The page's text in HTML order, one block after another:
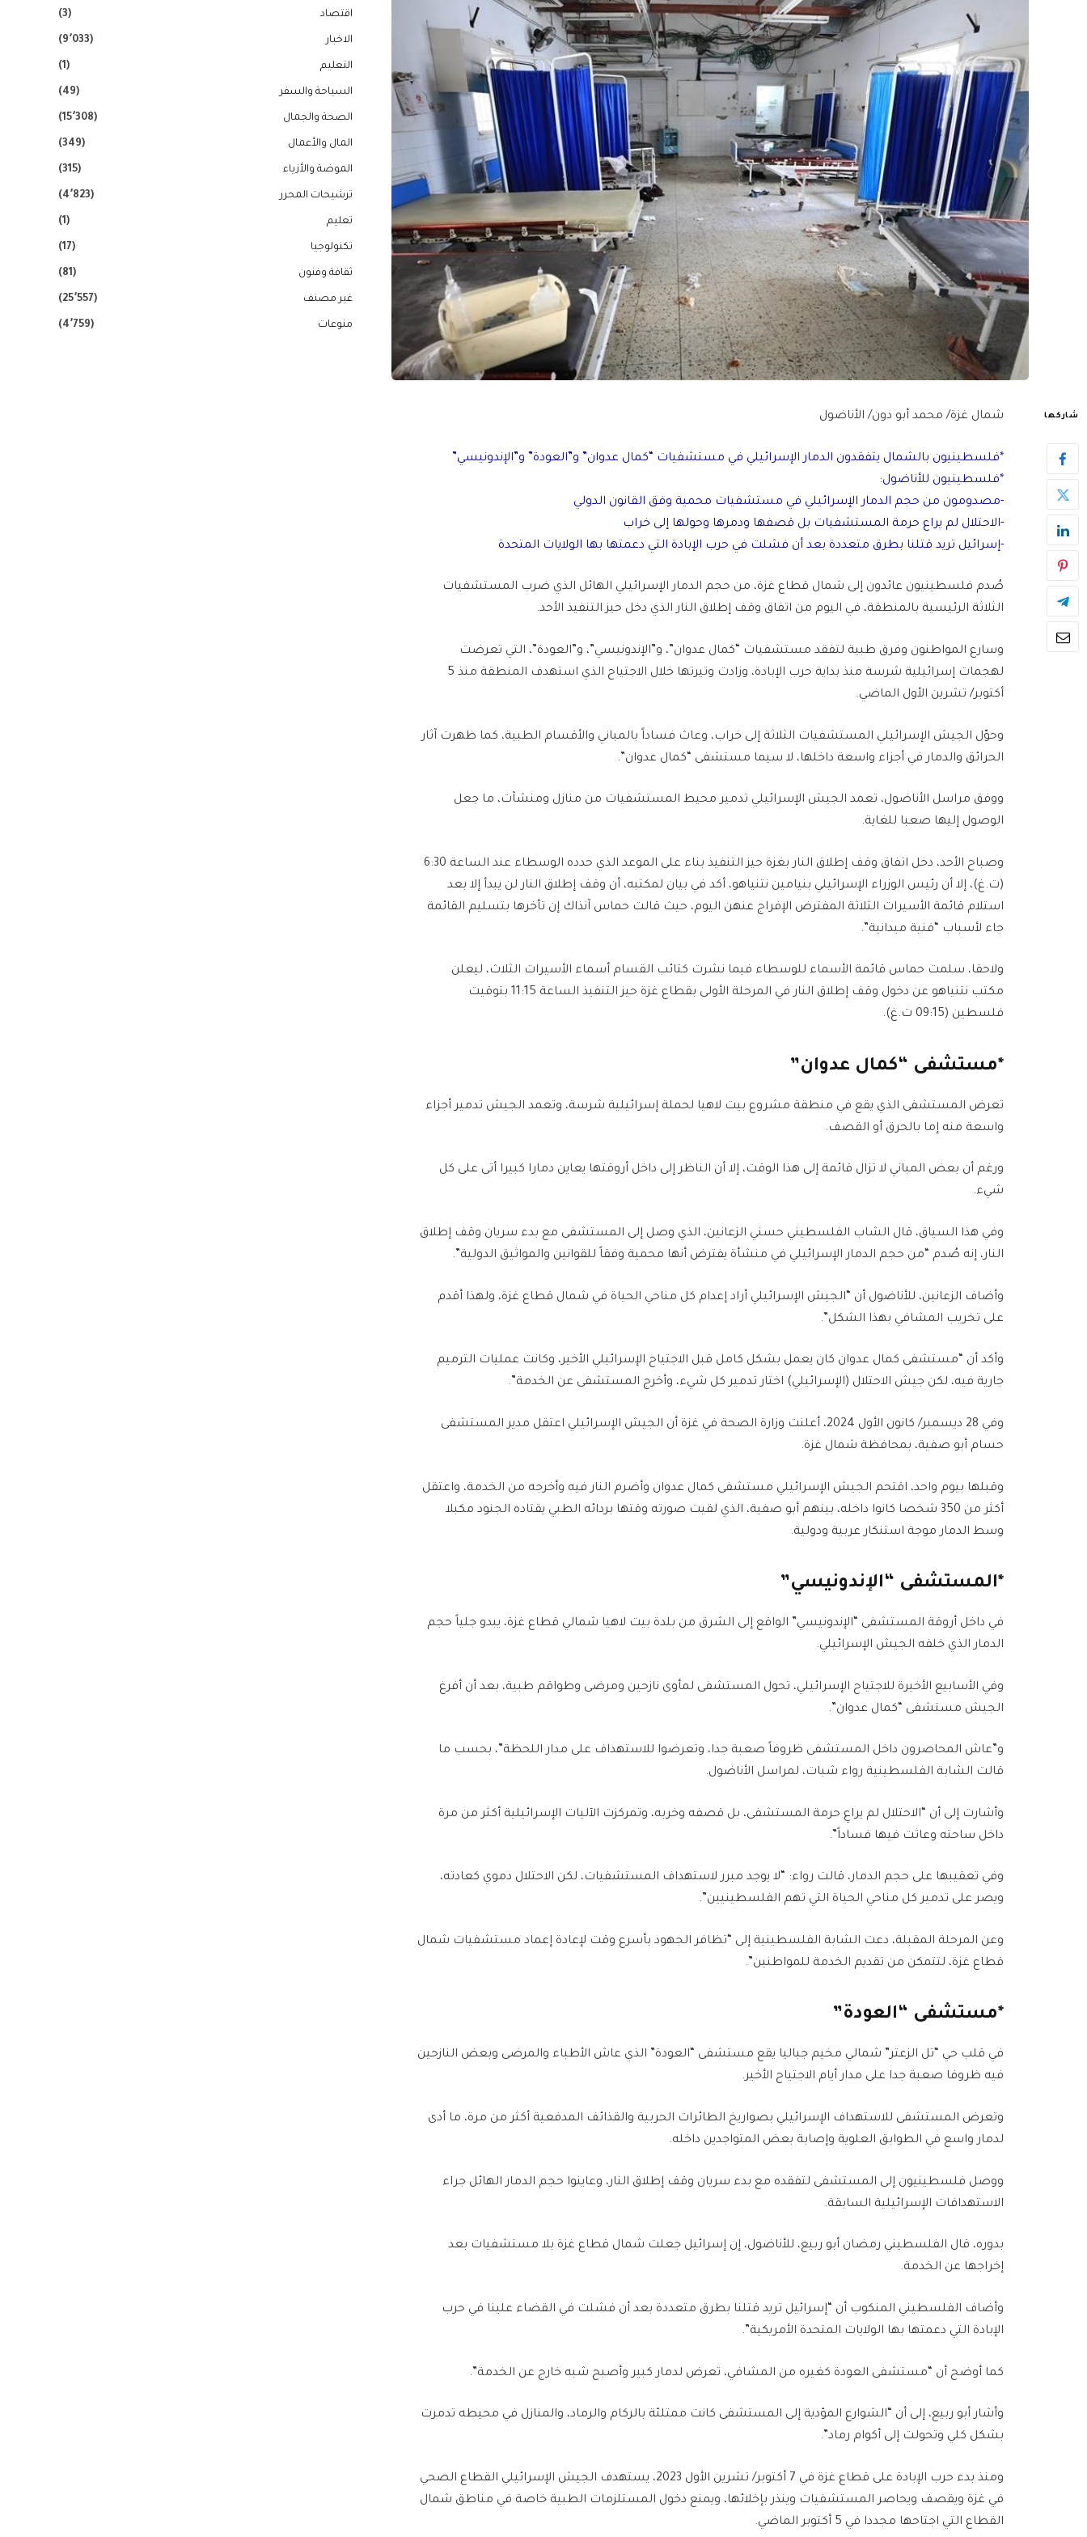
شاركها شمال غزة/ محمد أبو دون/ الأناضول
*فلسطينيون بالشمال يتفقدون الدمار الإسرائيلي في مستشفيات “كمال عدوان” و”العودة” و”الإندونيسي”
*فلسطينيون للأناضول:
-مصدومون من حجم الدمار الإسرائيلي في مستشفيات محمية وفق القانون الدولي
-الاحتلال لم يراع حرمة المستشفيات بل قصفها ودمرها وحولها إلى خراب
-إسرائيل تريد قتلنا بطرق متعددة بعد أن فشلت في حرب الإبادة التي دعمتها بها الولايات المتحدة
صُدم فلسطينيون عائدون إلى شمال قطاع غزة، من حجم الدمار الإسرائيلي الهائل الذي ضرب المستشفيات
الثلاثة الرئيسية بالمنطقة، في اليوم من اتفاق وقف إطلاق النار الذي دخل حيز التنفيذ الأحد.
وسارع المواطنون وفرق طبية لتفقد مستشفيات “كمال عدوان”، و”الإندونيسي”، و”العودة”، التي تعرضت
لهجمات إسرائيلية شرسة منذ بداية حرب الإبادة، وزادت وتيرتها خلال الاجتياح الذي استهدف المنطقة منذ 5
أكتوبر/ تشرين الأول الماضي.
وحوّل الجيش الإسرائيلي المستشفيات الثلاثة إلى خراب، وعاث فساداً بالمباني والأقسام الطبية، كما ظهرت آثار
الحرائق والدمار في أجزاء واسعة داخلها، لا سيما مستشفى “كمال عدوان”.
ووفق مراسل الأناضول، تعمد الجيش الإسرائيلي تدمير محيط المستشفيات من منازل ومنشآت، ما جعل
الوصول إليها صعبا للغاية.
وصباح الأحد، دخل اتفاق وقف إطلاق النار بغزة حيز التنفيذ بناء على الموعد الذي حدده الوسطاء عند الساعة 6:30
(ت.غ)، إلا أن رئيس الوزراء الإسرائيلي بنيامين نتنياهو، أكد في بيان لمكتبه، أن وقف إطلاق النار لن يبدأ إلا بعد
استلام قائمة الأسيرات الثلاثة المفترض الإفراج عنهن اليوم، حيث قالت حماس آنذاك إن تأخرها بتسليم القائمة
جاء لأسباب “فنية ميدانية”.
ولاحقا، سلمت حماس قائمة الأسماء للوسطاء فيما نشرت كتائب القسام أسماء الأسيرات الثلاث، ليعلن
مكتب نتنياهو عن دخول وقف إطلاق النار في المرحلة الأولى بقطاع غزة حيز التنفيذ الساعة 11:15 بتوقيت
فلسطين (09:15 ت.غ).
*مستشفى “كمال عدوان”
تعرض المستشفى الذي يقع في منطقة مشروع بيت لاهيا لحملة إسرائيلية شرسة، وتعمد الجيش تدمير أجزاء
واسعة منه إما بالحرق أو القصف.
ورغم أن بعض المباني لا تزال قائمة إلى هذا الوقت، إلا أن الناظر إلى داخل أروقتها يعاين دمارا كبيرا أتى على كل
شيء.
وفي هذا السياق، قال الشاب الفلسطيني حسني الزعانين، الذي وصل إلى المستشفى مع بدء سريان وقف إطلاق
النار، إنه صُدم “من حجم الدمار الإسرائيلي في منشأة يفترض أنها محمية وفقاً للقوانين والمواثيق الدولية”.
وأضاف الزعانين، للأناضول أن “الجيش الإسرائيلي أراد إعدام كل مناحي الحياة في شمال قطاع غزة، ولهذا أقدم
على تخريب المشافي بهذا الشكل”.
وأكد أن “مستشفى كمال عدوان كان يعمل بشكل كامل قبل الاجتياح الإسرائيلي الأخير، وكانت عمليات الترميم
جارية فيه، لكن جيش الاحتلال (الإسرائيلي) اختار تدمير كل شيء، وأخرج المستشفى عن الخدمة”.
وفي 28 ديسمبر/ كانون الأول 2024، أعلنت وزارة الصحة في غزة أن الجيش الإسرائيلي اعتقل مدير المستشفى
حسام أبو صفية، بمحافظة شمال غزة.
وقبلها بيوم واحد، اقتحم الجيش الإسرائيلي مستشفى كمال عدوان وأضرم النار فيه وأخرجه من الخدمة، واعتقل
أكثر من 350 شخصا كانوا داخله، بينهم أبو صفية، الذي لقيت صورته وقتها بردائه الطبي يقتاده الجنود مكبلا
وسط الدمار موجة استنكار عربية ودولية.
*المستشفى “الإندونيسي”
في داخل أروقة المستشفى “الإندونيسي” الواقع إلى الشرق من بلدة بيت لاهيا شمالي قطاع غزة، يبدو جلياً حجم
الدمار الذي خلفه الجيش الإسرائيلي.
وفي الأسابيع الأخيرة للاجتياح الإسرائيلي، تحول المستشفى لمأوى نازحين ومرضى وطواقم طبية، بعد أن أفرغ
الجيش مستشفى “كمال عدوان”.
و”عاش المحاصرون داخل المستشفى ظروفاً صعبة جدا، وتعرضوا للاستهداف على مدار اللحظة”، بحسب ما
قالت الشابة الفلسطينية رواء شبات، لمراسل الأناضول.
وأشارت إلى أن “الاحتلال لم يراعِ حرمة المستشفى، بل قصفه وخربه، وتمركزت الآليات الإسرائيلية أكثر من مرة
داخل ساحته وعاثت فيها فساداً”.
وفي تعقيبها على حجم الدمار، قالت رواء: “لا يوجد مبرر لاستهداف المستشفيات، لكن الاحتلال دموي كعادته،
ويصر على تدمير كل مناحي الحياة التي تهم الفلسطينيين”.
وعن المرحلة المقبلة، دعت الشابة الفلسطينية إلى “تظافر الجهود بأسرع وقت لإعادة إعماد مستشفيات شمال
قطاع غزة، لتتمكن من تقديم الخدمة للمواطنين”.
*مستشفى “العودة”
في قلب حي “تل الزعتر” شمالي مخيم جباليا يقع مستشفى “العودة” الذي عاش الأطباء والمرضى وبعض النازحين
فيه ظروفا صعبة جدا على مدار أيام الاجتياح الأخير.
وتعرض المستشفى للاستهداف الإسرائيلي بصواريخ الطائرات الحربية والقذائف المدفعية أكثر من مرة، ما أدى
لدمار واسع في الطوابق العلوية وإصابة بعض المتواجدين داخله.
ووصل فلسطينيون إلى المستشفى لتفقده مع بدء سريان وقف إطلاق النار، وعاينوا حجم الدمار الهائل جراء
الاستهدافات الإسرائيلية السابقة.
بدوره، قال الفلسطيني رمضان أبو ربيع، للأناضول، إن إسرائيل جعلت شمال قطاع غزة بلا مستشفيات بعد
إخراجها عن الخدمة.
وأضاف الفلسطيني المنكوب أن “إسرائيل تريد قتلنا بطرق متعددة بعد أن فشلت في القضاء علينا في حرب
الإبادة التي دعمتها بها الولايات المتحدة الأمريكية”.
كما أوضح أن “مستشفى العودة كغيره من المشافي، تعرض لدمار كبير وأصبح شبه خارج عن الخدمة”.
وأشار أبو ربيع، إلى أن “الشوارع المؤدية إلى المستشفى كانت ممتلئة بالركام والرماد، والمنازل في محيطه تدمرت
بشكل كلي وتحولت إلى أكوام رماد”.
ومنذ بدء حرب الإبادة على قطاع غزة في 7 أكتوبر/ تشرين الأول 2023، يستهدف الجيش الإسرائيلي القطاع الصحي
في غزة ويقصف ويحاصر المستشفيات وينذر بإخلائها، ويمنع دخول المستلزمات الطبية خاصة في مناطق شمال
القطاع التي اجتاحها مجددا في 5 أكتوبر الماضي.
اقتصاد (3)
الاخبار (9٬033)
التعليم (1)
السياحة والسفر (49)
الصحة والجمال (15٬308)
المال والأعمال (349)
الموضة والأزياء (315)
ترشيحات المحرر (4٬823)
تعليم (1)
تكنولوجيا (17)
ثقافة وفنون (81)
غير مصنف (25٬557)
منوعات (4٬759)